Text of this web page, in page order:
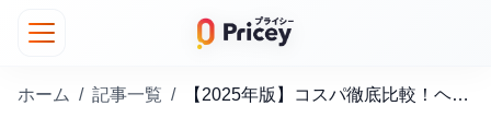
ホーム / 記事一覧 / 【2025年版】コスパ徹底比較！ヘッドライトおすすめランキング